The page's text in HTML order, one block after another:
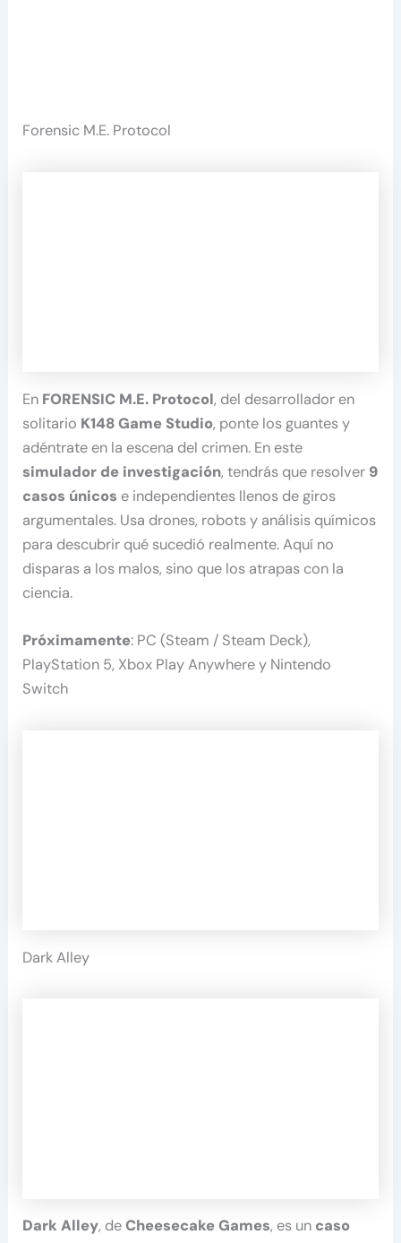
Forensic M.E. Protocol
En FORENSIC M.E. Protocol, del desarrollador en
solitario K148 Game Studio, ponte los guantes y
adéntrate en la escena del crimen. En este
simulador de investigación, tendrás que resolver 9
casos únicos e independientes llenos de giros
argumentales. Usa drones, robots y análisis químicos
para descubrir qué sucedió realmente. Aquí no
disparas a los malos, sino que los atrapas con la
ciencia.
Próximamente: PC (Steam / Steam Deck),
PlayStation 5, Xbox Play Anywhere y Nintendo
Switch
Dark Alley
Dark Alley, deCheesecake Games, es un caso